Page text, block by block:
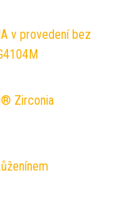
v provedení bez
Zirconia